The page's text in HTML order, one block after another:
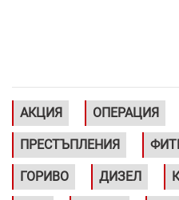
АКЦИЯ ОПЕРАЦИЯ
ПРЕСТЪПЛЕНИЯ
ГОРИВО ДИЗЕЛ